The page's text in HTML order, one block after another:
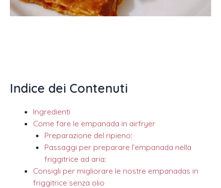
Indice dei Contenuti
Ingredienti
Come fare le empanada in airfryer
Preparazione del ripieno:
Passaggi per preparare l’empanada nella
friggitrice ad aria:
Consigli per migliorare le nostre empanadas in
friggitrice senza olio